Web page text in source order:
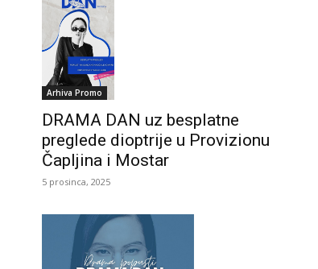
Arhiva Promo
DRAMA DAN uz besplatne
preglede dioptrije u Provizionu
Čapljina i Mostar
5 prosinca, 2025